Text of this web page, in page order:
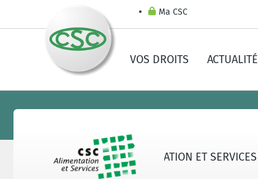
Ma CSC
VOS DROITS ACTUALITÉ
AU SUJET DE LA CSC ALIMENTATION ET SERVICES